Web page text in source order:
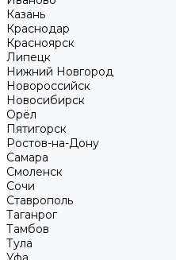
Казань
Краснодар
Красноярск
Липецк
Нижний Новгород
Новороссийск
Новосибирск
Орёл
Пятигорск
Ростов-на-Дону
Самара
Смоленск
Сочи
Ставрополь
Таганрог
Тамбов
Тула